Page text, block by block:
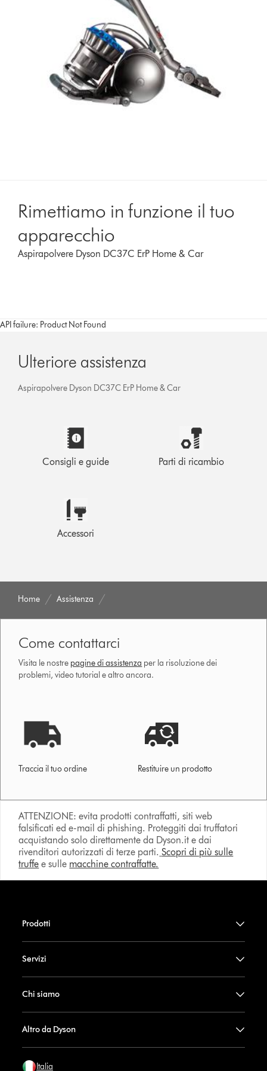
Rimettiamo in funzione il tuo
apparecchio
Aspirapolvere Dyson DC37C ErP Home & Car
API failure: Product Not Found
Ulteriore assistenza
Aspirapolvere Dyson DC37C ErP Home & Car
Consigli e guide Parti di ricambio
Accessori
Home Assistenza
Come contattarci
Visita le nostre pagine di assistenza per la risoluzione dei
problemi, video tutorial e altro ancora.
Traccia il tuo ordine Restituire un prodotto
ATTENZIONE: evita prodotti contraffatti, siti web
falsificati ed e-mail di phishing. Proteggiti dai truffatori
acquistando solo direttamente da Dyson.it e dai
rivenditori autorizzati di terze parti. Scopri di più sulle
truffe e sulle macchine contraffatte.
Prodotti
Servizi
Chi siamo
Altro da Dyson
Italia